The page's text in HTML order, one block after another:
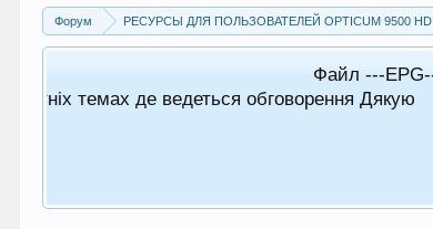
Форум РЕСУРСЫ ДЛЯ ПОЛЬЗОВАТЕЛЕЙ OPTICUM 9500 HD